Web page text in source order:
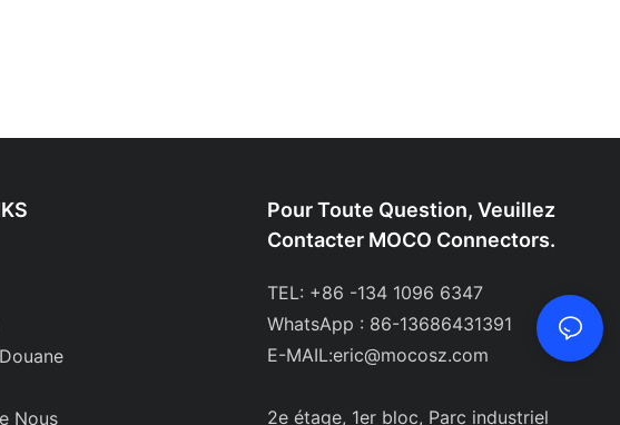
Nous
Pour Toute Question, Veuillez
Contacter MOCO Connectors.
TEL: +86 -134 1096 6347
WhatsApp : 86-13686431391
E-MAIL:eric@mocosz.com
2e étage, 1er bloc, Parc industriel